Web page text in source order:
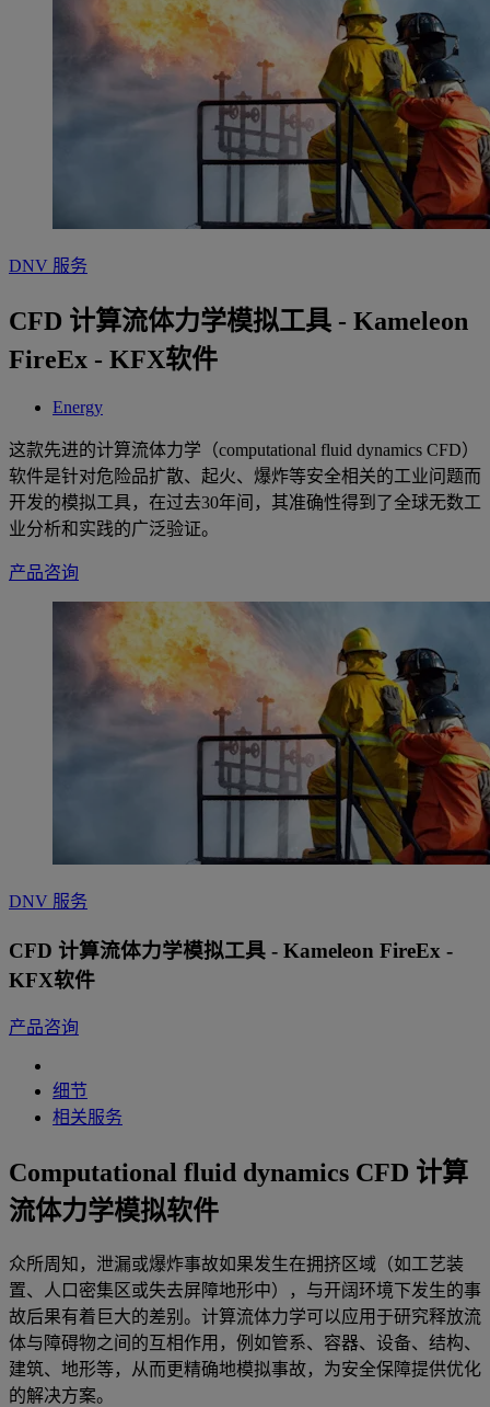
DNV 服务
CFD 计算流体力学模拟工具 - Kameleon
FireEx - KFX软件
Energy
这款先进的计算流体力学（computational fluid dynamics CFD）
软件是针对危险品扩散、起火、爆炸等安全相关的工业问题而
开发的模拟工具，在过去30年间，其准确性得到了全球无数工
业分析和实践的广泛验证。
产品咨询
DNV 服务
CFD 计算流体力学模拟工具 - Kameleon FireEx -
KFX软件
产品咨询
细节
相关服务
Computational fluid dynamics CFD 计算
流体力学模拟软件
众所周知，泄漏或爆炸事故如果发生在拥挤区域（如工艺装
置、人口密集区或失去屏障地形中），与开阔环境下发生的事
故后果有着巨大的差别。计算流体力学可以应用于研究释放流
体与障碍物之间的互相作用，例如管系、容器、设备、结构、
建筑、地形等，从而更精确地模拟事故，为安全保障提供优化
的解决方案。